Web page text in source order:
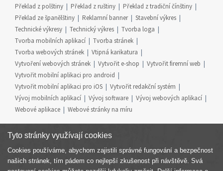
Překlad z polštiny
Překlad z ruštiny
Překlad z tradiční čínštiny
Překlad ze španělštiny
Reklamní banner
Stavební výkres
Technické výkresy
Technický výkres
Tvorba loga
Tvorba mobilních aplikací
Tvorba stránek
Tvorba webových stránek
Vtipná karikatura
Vytvoření webových stránek
Vytvořit e-shop
Vytvořit firemní web
Vytvořit mobilní aplikaci pro android
Vytvořit mobilní aplikaci pro iOS
Vytvořit redakční systém
Vývoj mobilních aplikací
Vývoj software
Vývoj webových aplikací
Webové aplikace
Webové stránky na míru
Součást skupiny
Tyto stránky využívají cookies
Cookies používáme, abychom zajistili správné fungování a bezpečnost
našich stránek, tím pádem co nejlepší zkušenost při návštěvě. Svá